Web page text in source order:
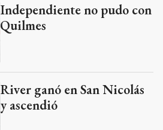
Independiente no pudo con
Quilmes
River ganó en San Nicolás
y ascendió